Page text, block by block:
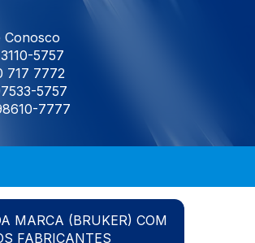
Conosco
5757
717 7772
5757
7777
MARCA (BRUKER) COM
FABRICANTES